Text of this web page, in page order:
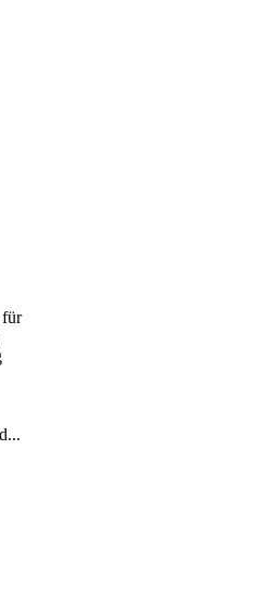
für